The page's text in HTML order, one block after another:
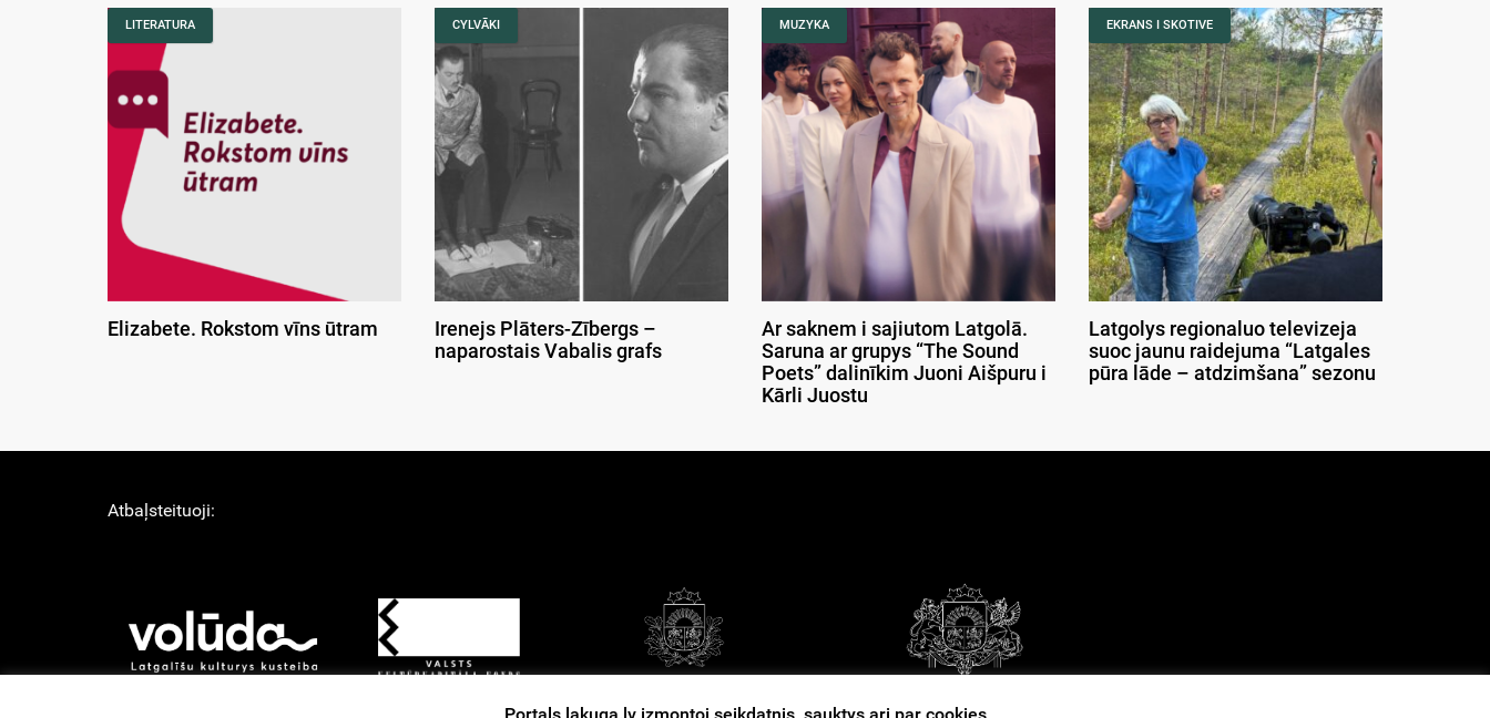
LITERATURA
Elizabete. Rokstom vīns ūtram
CYLVĀKI
Irenejs Plāters-Zībergs –
naparostais Vabalis grafs
MUZYKA
Ar saknem i sajiutom Latgolā.
Saruna ar grupys “The Sound
Poets” dalinīkim Juoni Aišpuru i
Kārli Juostu
EKRANS I SKOTIVE
Latgolys regionaluo televizeja
suoc jaunu raidejuma “Latgales
pūra lāde – atdzimšana” sezonu
Atbaļsteituoji: